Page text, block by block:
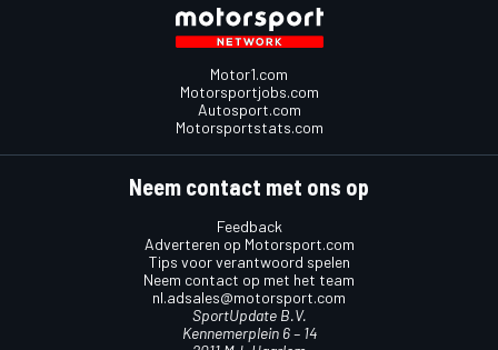
Motor1.com
Motorsportjobs.com
Autosport.com
Motorsportstats.com
Neem contact met ons op
Feedback
Adverteren op Motorsport.com
Tips voor verantwoord spelen
Neem contact op met het team
nl.adsales@motorsport.com
SportUpdate B.V.
Kennemerplein 6 – 14